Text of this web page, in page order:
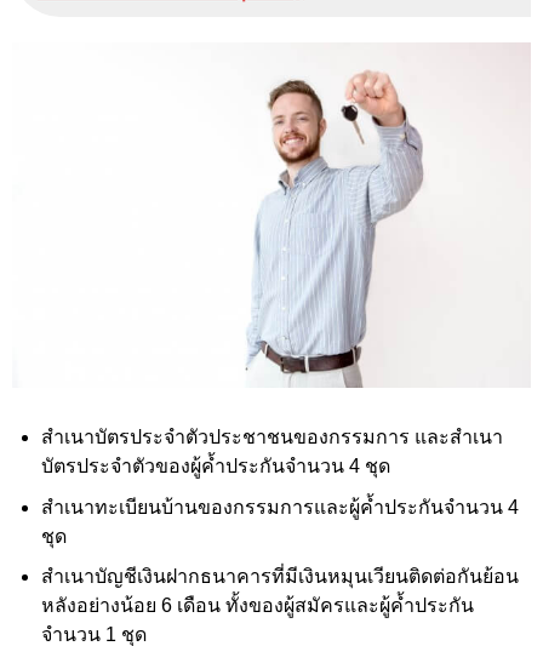
สำเนาบัตรประจำตัวประชาชนของกรรมการ และสำเนา
บัตรประจำตัวของผู้ค้ำประกันจำนวน 4 ชุด
สำเนาทะเบียนบ้านของกรรมการและผู้ค้ำประกันจำนวน 4
ชุด
สำเนาบัญชีเงินฝากธนาคารที่มีเงินหมุนเวียนติดต่อกันย้อน
หลังอย่างน้อย 6 เดือน ทั้งของผู้สมัครและผู้ค้ำประกัน
จำนวน 1 ชุด